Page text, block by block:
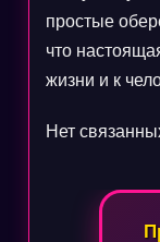
простые
что
жизни и к
Нет